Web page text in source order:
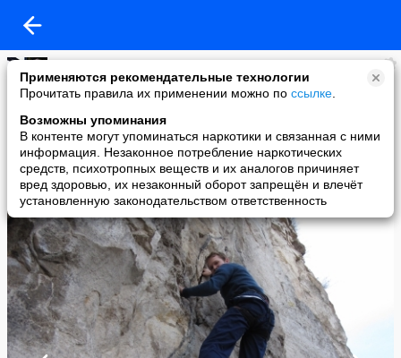
Применяются рекомендательные технологии
Прочитать правила их применении можно по ссылке
Возможны упоминания
В контенте могут упоминаться наркотики и связанная с ними
информация. Незаконное потребление наркотических
средств, психотропных веществ и их аналогов причиняет
вред здоровью, их незаконный оборот запрещён и влечёт
установленную законодательством ответственность
Владимир
added a photo
30 Apr в 20:16